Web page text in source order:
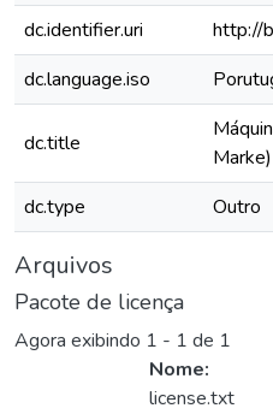
dc.identifier.uri
http://
dc.language.iso
dc.title
Marke)
dc.type
Outro
Arquivos
Pacote de licença
Agora exibindo 1 - 1 de 1
Nome:
license.txt